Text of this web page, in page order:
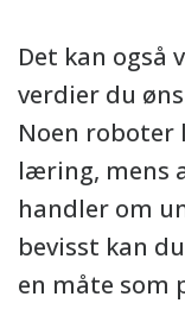
Det kan også
verdier du
Noen roboter
læring, mens
handler om
bevisst kan
en måte som